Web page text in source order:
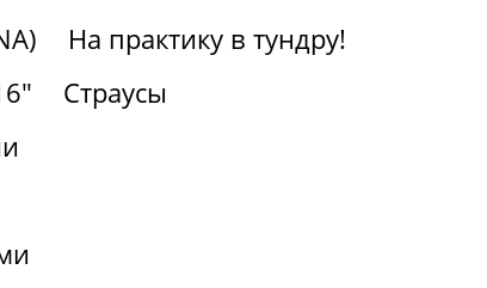
На практику в тундру!
Страусы